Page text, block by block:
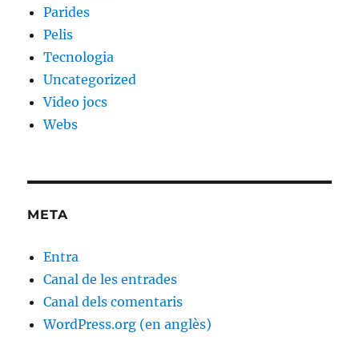
Parides
Pelis
Tecnologia
Uncategorized
Video jocs
Webs
META
Entra
Canal de les entrades
Canal dels comentaris
WordPress.org (en anglès)